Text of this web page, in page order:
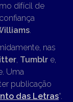
difícil de
.
nas
, Tumblr e,
Uma
publicação
das Letras“.